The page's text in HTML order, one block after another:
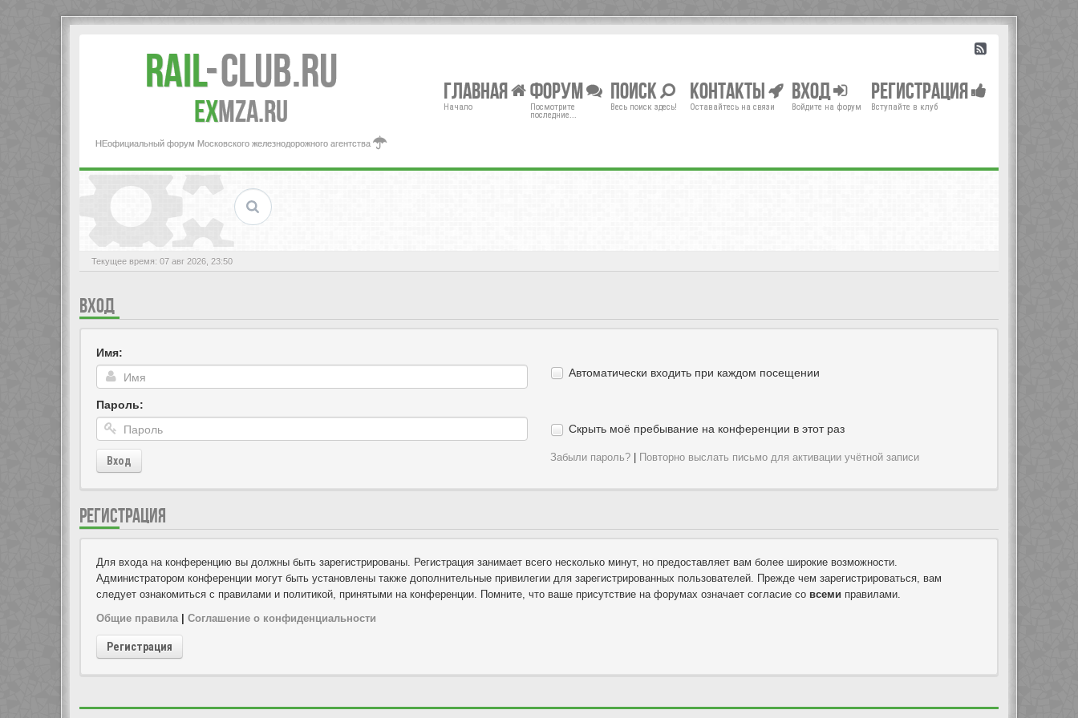
Rail-Club.RU
exMZA.RU
НЕофициальный форум Московского железнодорожного агентства
Главная
Начало
Форум
Посмотрите
последние...
Поиск
Весь поиск здесь!
Контакты
Оставайтесь на связи
Вход
Войдите на форум
Регистрация
Вступайте в клуб
Текущее время: 07 авг 2026, 23:50
ВХОД
Имя:
Пароль:
Вход
Автоматически входить при каждом посещении
Скрыть моё пребывание на конференции в этот раз
Забыли пароль? | Повторно выслать письмо для активации учётной записи
РЕГИСТРАЦИЯ
Для входа на конференцию вы должны быть зарегистрированы. Регистрация занимает всего несколько минут, но предоставляет вам более широкие возможности.
Администратором конференции могут быть установлены также дополнительные привилегии для зарегистрированных пользователей. Прежде чем зарегистрироваться, вам
следует ознакомиться с правилами и политикой, принятыми на конференции. Помните, что ваше присутствие на форумах означает согласие со всеми правилами.
Общие правила| Соглашение о конфиденциальности
Регистрация